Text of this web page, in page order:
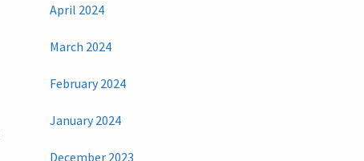
April 2024
March 2024
February 2024
January 2024
December 2023